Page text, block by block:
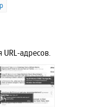
адресов.